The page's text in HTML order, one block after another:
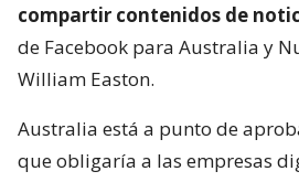
compartir contenidos de
de Facebook para Australia y
William Easton.
Australia está a punto de
que obligaría a las empresas